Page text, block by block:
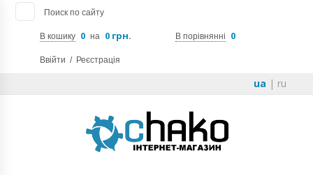
Поиск по сайту
В кошику 0 на 0 грн. В порівнянні 0
Ввійти / Реєстрація
ua | ru